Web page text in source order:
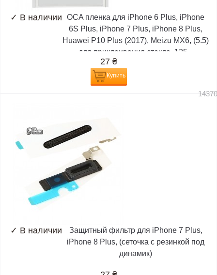
✓ В наличии
OCA пленка для iPhone 6 Plus, iPhone
6S Plus, iPhone 7 Plus, iPhone 8 Plus,
Huawei P10 Plus (2017), Meizu MX6, (5.5)
для приклеивания стекла, 125...
27 ₴
Купить
✓ В наличии
Защитный фильтр для iPhone 7 Plus,
iPhone 8 Plus, (сеточка с резинкой под
динамик)